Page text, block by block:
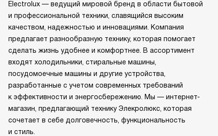
Electrolux — ведущий мировой бренд в области бытовой
и профессиональной техники, славящийся высоким
качеством, надежностью и инновациями. Компания
предлагает разнообразную технику, которая помогает
сделать жизнь удобнее и комфортнее. В ассортимент
входят холодильники, стиральные машины,
посудомоечные машины и другие устройства,
разработанные с учетом современных требований
к эффективности и энергосбережению. Мы — интернет-
магазин, предлагающий технику Элекролюкс, которая
сочетает в себе долговечность, функциональность
и стиль.